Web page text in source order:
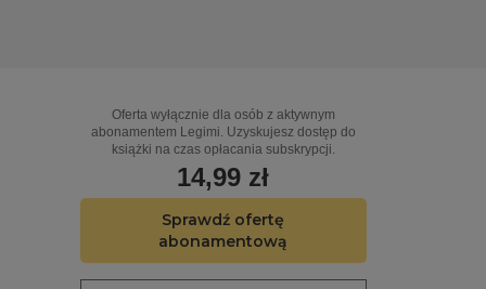
Oferta wyłącznie dla osób z aktywnym
abonamentem Legimi. Uzyskujesz dostęp do
książki na czas opłacania subskrypcji.
14,99 zł
Sprawdź ofertę
abonamentową